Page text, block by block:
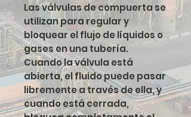
Las válvulas de compuerta se
utilizan para regular y
bloquear el flujo de líquidos o
gases en una tubería.
Cuando la válvula está
abierta, el fluido puede pasar
libremente a través de ella, y
cuando está cerrada,